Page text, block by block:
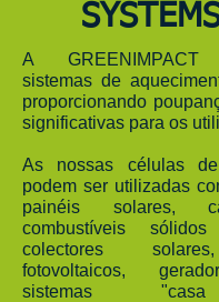
A GREENIMPACT
sistemas de
proporcionando
significativas para os
As nossas células de
podem ser utilizadas
painéis solares,
combustíveis
colectores
fotovoltaicos,
sistemas "casa